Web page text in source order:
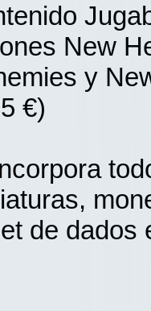
New
y
€)
de dados